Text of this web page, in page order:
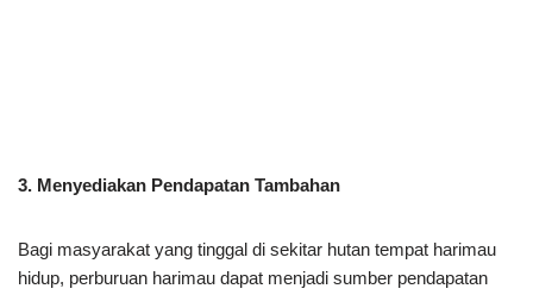
3. Menyediakan Pendapatan Tambahan
Bagi masyarakat yang tinggal di sekitar hutan tempat harimau
hidup, perburuan harimau dapat menjadi sumber pendapatan